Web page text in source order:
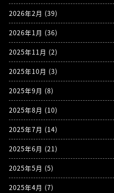
2026年2月 (39)
2026年1月 (36)
2025年11月 (2)
2025年10月 (3)
2025年9月 (8)
2025年8月 (10)
2025年7月 (14)
2025年6月 (21)
2025年5月 (5)
2025年4月 (7)